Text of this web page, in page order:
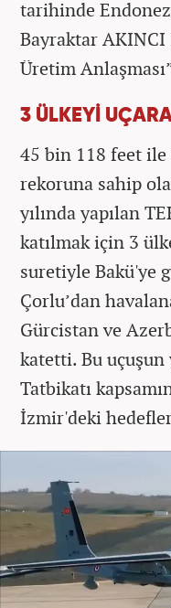
tarihinde
Bayraktar
Üretim
3 ÜLKEYİ
45 bin 118 feet
rekoruna sahip
yılında yapılan
katılmak için 3
suretiyle Bakü'ye
Çorlu’dan
Gürcistan ve
katetti. Bu uçuşun
Tatbikatı
İzmir'deki